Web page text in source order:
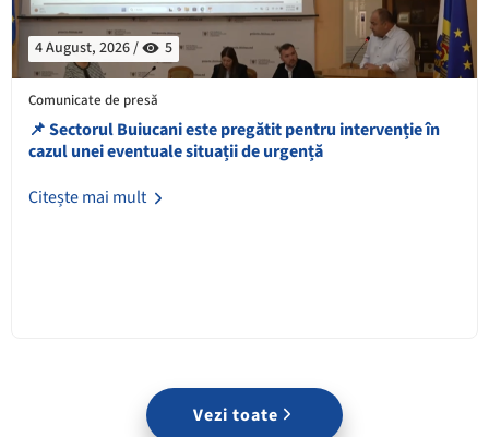
4 August, 2026 / 5
Comunicate de presă
📌 Sectorul Buiucani este pregătit pentru intervenție în
cazul unei eventuale situații de urgență
Citește mai mult
Vezi toate